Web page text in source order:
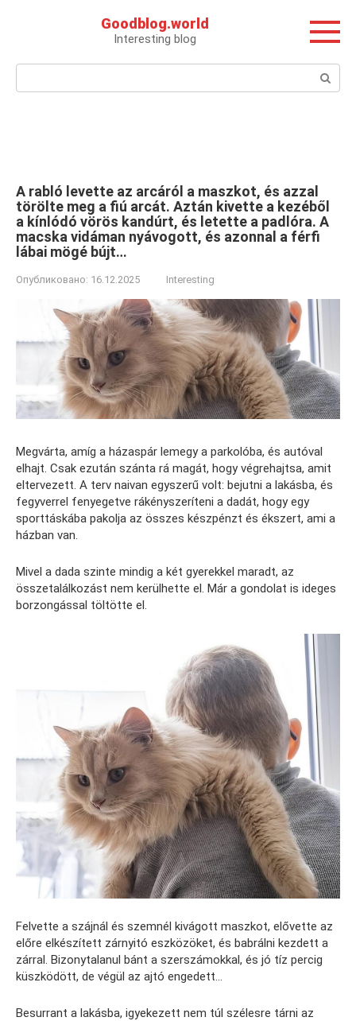
Goodblog.world
Interesting blog
Поиск:
A rabló levette az arcáról a maszkot, és azzal
törölte meg a fiú arcát. Aztán kivette a kezéből
a kínlódó vörös kandúrt, és letette a padlóra. A
macska vidáman nyávogott, és azonnal a férfi
lábai mögé bújt…
Опубликовано: 16.12.2025 Interesting
Megvárta, amíg a házaspár lemegy a parkolóba, és autóval
elhajt. Csak ezután szánta rá magát, hogy végrehajtsa, amit
eltervezett. A terv naivan egyszerű volt: bejutni a lakásba, és
fegyverrel fenyegetve rákényszeríteni a dadát, hogy egy
sporttáskába pakolja az összes készpénzt és ékszert, ami a
házban van.
Mivel a dada szinte mindig a két gyerekkel maradt, az
összetalálkozást nem kerülhette el. Már a gondolat is ideges
borzongással töltötte el.
Felvette a szájnál és szemnél kivágott maszkot, elővette az
előre elkészített zárnyitó eszközöket, és babrálni kezdett a
zárral. Bizonytalanul bánt a szerszámokkal, és jó tíz percig
küszködött, de végül az ajtó engedett…
Besurrant a lakásba, igyekezett nem túl szélesre tárni az